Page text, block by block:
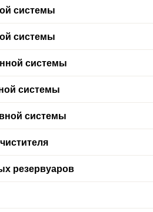
системы
системы
системы
системы
системы
резервуаров